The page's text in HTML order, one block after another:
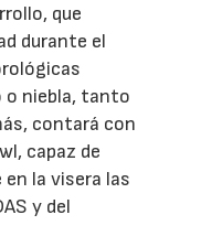
que
durante el
o niebla, tanto
contará con
capaz de
la visera las
y del